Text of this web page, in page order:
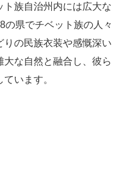
族自治州内には広大な
の県でチベット族の人々
りの民族衣装や感慨深い
な自然と融合し、彼ら
います。